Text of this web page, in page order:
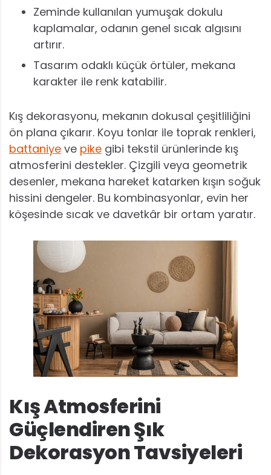
Zeminde kullanılan yumuşak dokulu
kaplamalar, odanın genel sıcak algısını
artırır.
Tasarım odaklı küçük örtüler, mekana
karakter ile renk katabilir.
Kış dekorasyonu, mekanın dokusal çeşitliliğini
ön plana çıkarır. Koyu tonlar ile toprak renkleri,
battaniye ve pike gibi tekstil ürünlerinde kış
atmosferini destekler. Çizgili veya geometrik
desenler, mekana hareket katarken kışın soğuk
hissini dengeler. Bu kombinasyonlar, evin her
köşesinde sıcak ve davetkâr bir ortam yaratır.
Kış Atmosferini
Güçlendiren Şık
Dekorasyon Tavsiyeleri